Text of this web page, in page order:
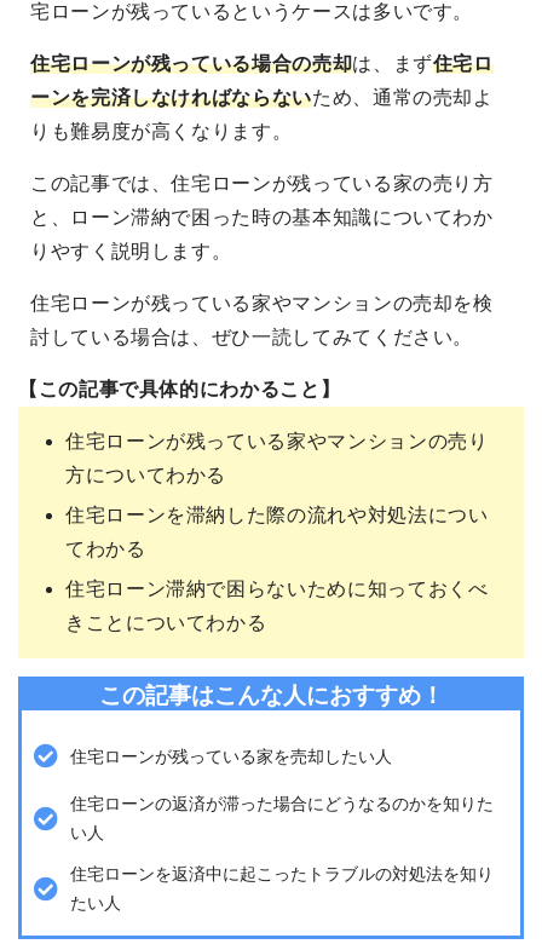
宅ローンが残っているというケースは多いです。
住宅ローンが残っている場合の売却は、まず住宅ロ
ーンを完済しなければならないため、通常の売却よ
りも難易度が高くなります。
この記事では、住宅ローンが残っている家の売り方
と、ローン滞納で困った時の基本知識についてわか
りやすく説明します。
住宅ローンが残っている家やマンションの売却を検
討している場合は、ぜひ一読してみてください。
【この記事で具体的にわかること】
住宅ローンが残っている家やマンションの売り
方についてわかる
住宅ローンを滞納した際の流れや対処法につい
てわかる
住宅ローン滞納で困らないために知っておくべ
きことについてわかる
この記事はこんな人におすすめ！
住宅ローンが残っている家を売却したい人
住宅ローンの返済が滞った場合にどうなるのかを知りた
い人
住宅ローンを返済中に起こったトラブルの対処法を知り
たい人